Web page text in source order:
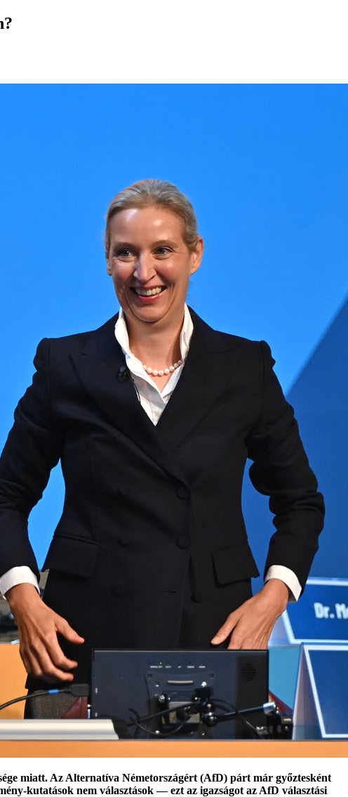
miatt. Az Alternatíva Németországért (AfD) párt már győztesként
kutatások nem választások — ezt az igazságot az AfD választási